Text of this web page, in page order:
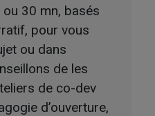
30 mn, basés
pour vous
ou dans
de les
de co-dev
d’ouverture,